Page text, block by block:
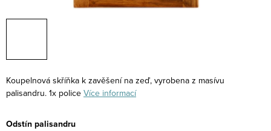
Koupelnová skříňka k zavěšení na zeď, vyrobena z masívu
palisandru. 1x police Více informací
Odstín palisandru